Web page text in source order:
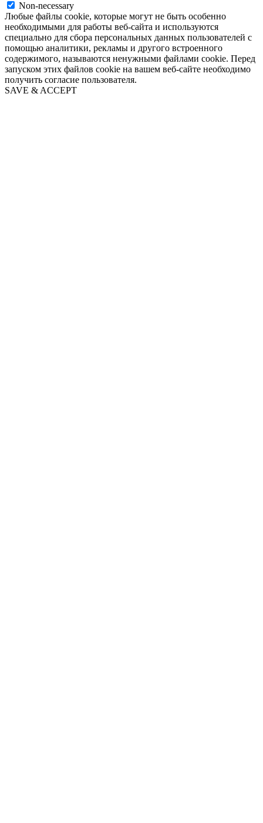
Non-necessary
Любые файлы cookie, которые могут не быть особенно
необходимыми для работы веб-сайта и используются
специально для сбора персональных данных пользователей с
помощью аналитики, рекламы и другого встроенного
содержимого, называются ненужными файлами cookie. Перед
запуском этих файлов cookie на вашем веб-сайте необходимо
получить согласие пользователя.
SAVE & ACCEPT